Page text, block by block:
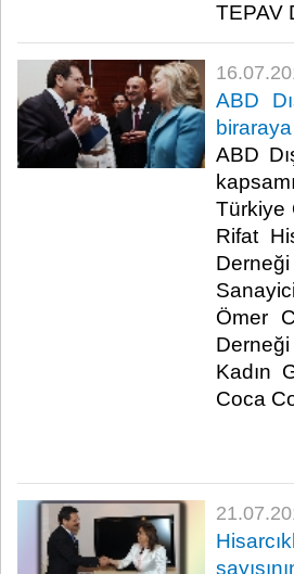
TEPAV
ABD
ABD
Türkiye
Rifat
Ömer
Kadın
Coca